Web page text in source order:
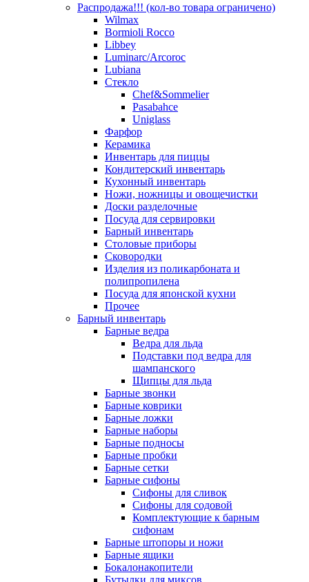
Распродажа!!! (кол-во товара ограничено)
Wilmax
Bormioli Rocco
Libbey
Luminarc/Arcoroc
Lubiana
Стекло
Chef&Sommelier
Pasabahce
Uniglass
Фарфор
Керамика
Инвентарь для пиццы
Кондитерский инвентарь
Кухонный инвентарь
Ножи, ножницы и овощечистки
Доски разделочные
Посуда для сервировки
Барный инвентарь
Столовые приборы
Сковородки
Изделия из поликарбоната и
полипропилена
Посуда для японской кухни
Прочее
Барный инвентарь
Барные ведра
Ведра для льда
Подставки под ведра для
шампанского
Щипцы для льда
Барные звонки
Барные коврики
Барные ложки
Барные наборы
Барные подносы
Барные пробки
Барные сетки
Барные сифоны
Сифоны для сливок
Сифоны для содовой
Комплектующие к барным
сифонам
Барные штопоры и ножи
Барные ящики
Бокалонакопители
Бутылки для миксов